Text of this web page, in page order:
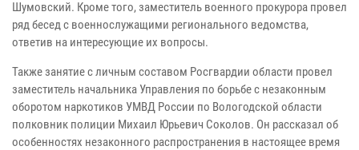
Шумовский. Кроме того, заместитель военного прокурора провел
ряд бесед с военнослужащими регионального ведомства,
ответив на интересующие их вопросы.
Также занятие с личным составом Росгвардии области провел
заместитель начальника Управления по борьбе с незаконным
оборотом наркотиков УМВД России по Вологодской области
полковник полиции Михаил Юрьевич Соколов. Он рассказал об
особенностях незаконного распространения в настоящее время